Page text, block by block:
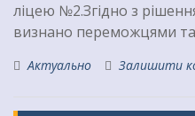
ліцею №2.Згідно з
визнано переможцями
Актуально Залишити